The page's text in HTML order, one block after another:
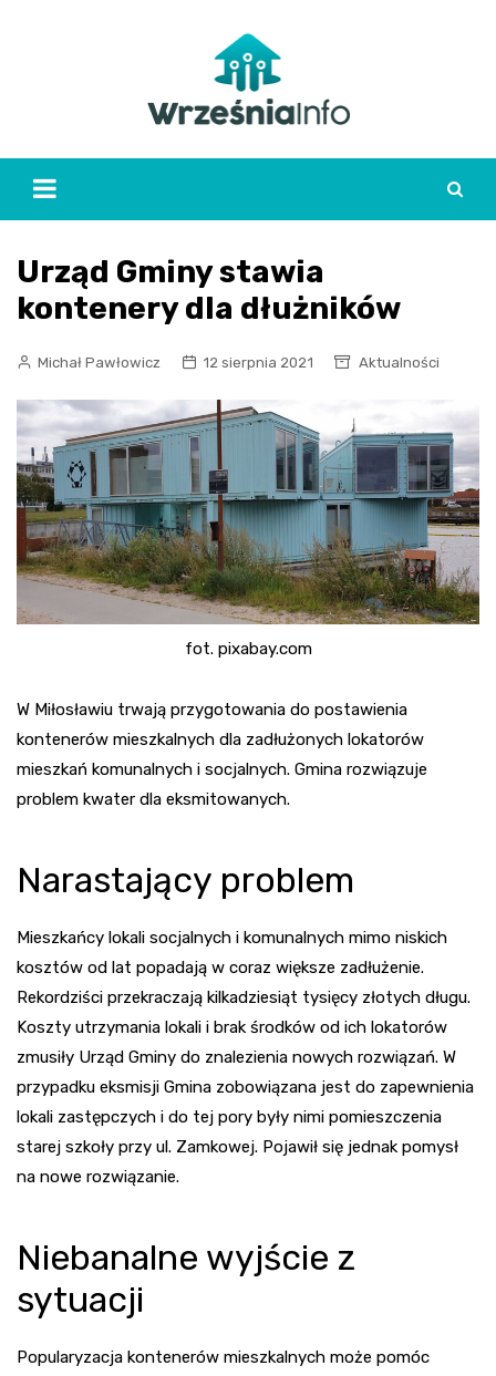
Urząd Gminy stawia
kontenery dla dłużników
Michał Pawłowicz 12 sierpnia 2021 Aktualności
fot. pixabay.com
W Miłosławiu trwają przygotowania do postawienia
kontenerów mieszkalnych dla zadłużonych lokatorów
mieszkań komunalnych i socjalnych. Gmina rozwiązuje
problem kwater dla eksmitowanych.
Narastający problem
Mieszkańcy lokali socjalnych i komunalnych mimo niskich
kosztów od lat popadają w coraz większe zadłużenie.
Rekordziści przekraczają kilkadziesiąt tysięcy złotych długu.
Koszty utrzymania lokali i brak środków od ich lokatorów
zmusiły Urząd Gminy do znalezienia nowych rozwiązań. W
przypadku eksmisji Gmina zobowiązana jest do zapewnienia
lokali zastępczych i do tej pory były nimi pomieszczenia
starej szkoły przy ul. Zamkowej. Pojawił się jednak pomysł
na nowe rozwiązanie.
Niebanalne wyjście z
sytuacji
Popularyzacja kontenerów mieszkalnych może pomóc